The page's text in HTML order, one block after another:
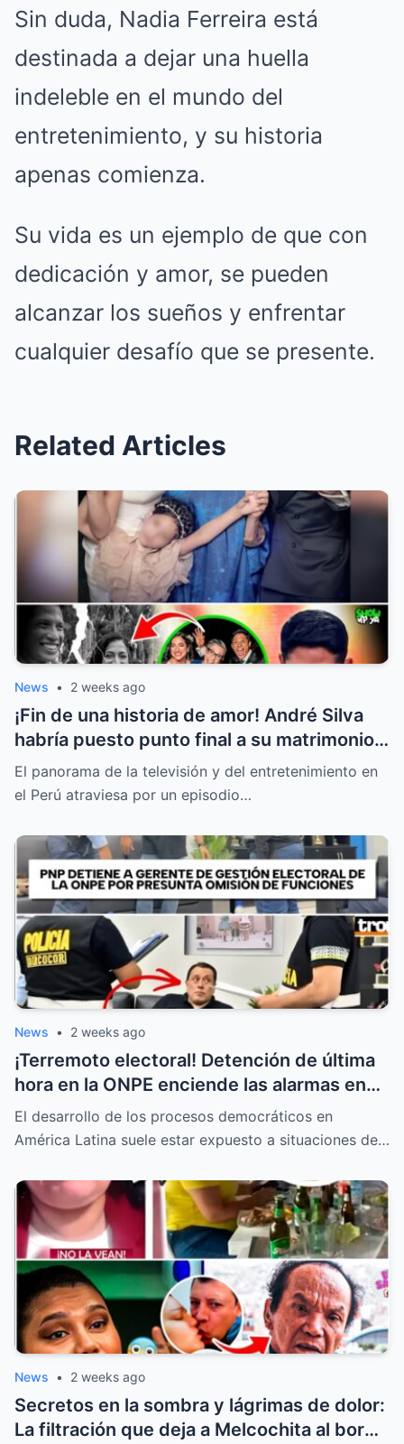
Sin duda, Nadia Ferreira está
destinada a dejar una huella
indeleble en el mundo del
entretenimiento, y su historia
apenas comienza.
Su vida es un ejemplo de que con
dedicación y amor, se pueden
alcanzar los sueños y enfrentar
cualquier desafío que se presente.
Related Articles
News • 2 weeks ago
¡Fin de una historia de amor! André Silva
habría puesto punto final a su matrimonio
con la hija de Michelle Alexander
El panorama de la televisión y del entretenimiento en
el Perú atraviesa por un episodio…
News • 2 weeks ago
¡Terremoto electoral! Detención de última
hora en la ONPE enciende las alarmas en
todas las mesas de votación
El desarrollo de los procesos democráticos en
América Latina suele estar expuesto a situaciones de…
News • 2 weeks ago
Secretos en la sombra y lágrimas de dolor:
La filtración que deja a Melcochita al borde